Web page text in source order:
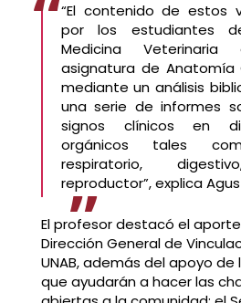
“El contenido de estos
por los estudiantes
Medicina
asignatura de Anatomía
mediante un análisis
una serie de informes
signos clínicos en
orgánicos tales
respiratorio,
reproductor”, explica
El profesor destacó el
Dirección General de
UNAB, además del apoyo
que ayudarán a hacer las